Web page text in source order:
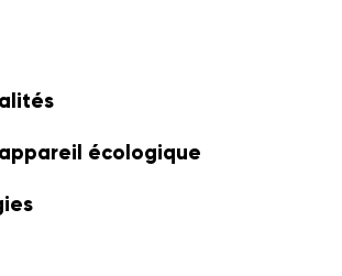
écologique